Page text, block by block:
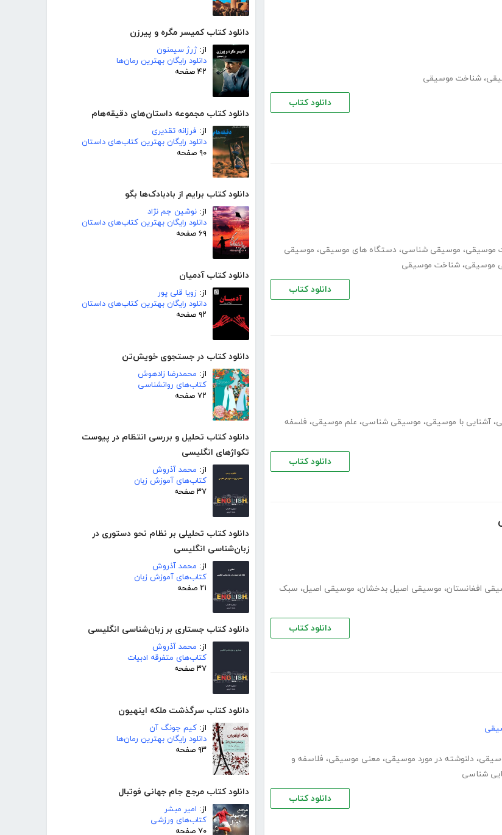
دانلود کتاب کمیسر مگره و پیرزن
از:ژرژ سیمنون
دانلود رایگان بهترین رمان‌ها
۴۲ صفحه
دانلود کتاب مجموعه داستان‌های دقیقه‌هام
از: فرزانه تقدیری
دانلود رایگان بهترین کتاب‌های داستان
۹۰ صفحه
دانلود کتاب برایم از بادبادک‌ها بگو
از: نوشین جم نژاد
دانلود رایگان بهترین کتاب‌های داستان
۶۹ صفحه
دانلود کتاب آدمیان
از: زویا قلی پور
دانلود رایگان بهترین کتاب‌های داستان
۹۲ صفحه
دانلود کتاب در جستجوی خویش‌تن
از: محمدرضا زادهوش
کتاب‌های روانشناسی
۷۲ صفحه
دانلود کتاب تحلیل و بررسی انتظام در پیوست
تکواژهای انگلیسی
از: محمد آذروش
کتاب‌های آموزش زبان
۳۷ صفحه
دانلود کتاب تحلیلی بر نظام نحو دستوری در
زبان‌شناسی انگلیسی
از: محمد آذروش
کتاب‌های آموزش زبان
۲۱ صفحه
دانلود کتاب جستاری بر زبان‌شناسی انگلیسی
از: محمد آذروش
کتاب‌های متفرقه ادبیات
۳۷ صفحه
دانلود کتاب سرگذشت ملکه اینهیون
از: کیم جونگ آن
دانلود رایگان بهترین رمان‌ها
۹۳ صفحه
دانلود کتاب مرجع جام جهانی فوتبال
از: امیر مبشر
کتاب‌های ورزشی
۷۰ صفحه
، شناخت موسیقی
دانلود کتاب
موسیقی، موسیقی شناسی، دستگاه های موسیقی، موسیقی
موسیقی، شناخت موسیقی
دانلود کتاب
، آشنایی با موسیقی، موسیقی شناسی، علم موسیقی، فلسفه
دانلود کتاب
افغانستان، موسیقی اصیل بدخشان، موسیقی اصیل، سبک
دانلود کتاب
، دلنوشته در مورد موسیقی، معنی موسیقی، فلاسفه و
شناسی
دانلود کتاب